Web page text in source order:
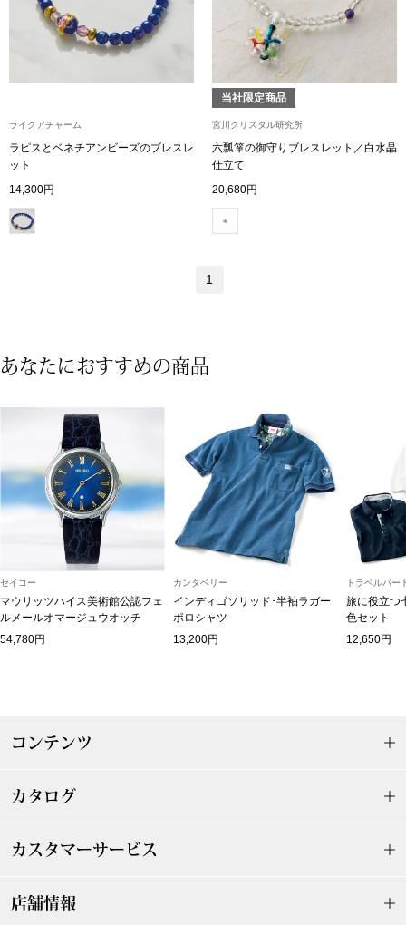
／チュニック
ダーウェア
ブリーフケース
クラッチバッグ
リュック･バッ
レースアップ
スニーカー
サンダル
財布／コイン
ライクアチャーム
ラピスとベネチアンビーズのブレスレ
ット
14,300円
当社限定商品
宮川クリスタル研究所
六瓢箪の御守りブレスレット／白水晶
仕立て
20,680円
1
あなたにおすすめの商品
セイコー
マウリッツハイス美術館公認フェ
ルメールオマージュウオッチ
54,780円
カンタベリー
インディゴソリッド･半袖ラガー
ポロシャツ
13,200円
トラベルパー
旅に役立つ
色セット
12,650円
コンテンツ
カタログ
カスタマーサービス
店舗情報